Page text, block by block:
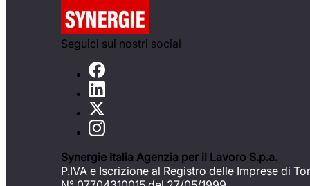
Seguici sui nostri social
Synergie Italia Agenzia per il Lavoro S.p.a.
P.IVA e Iscrizione al Registro delle Imprese di